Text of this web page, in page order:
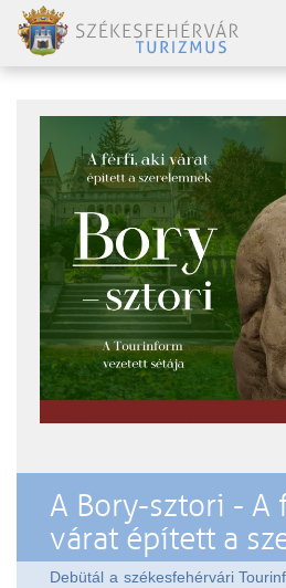
A Bory-sztori - A
várat épített a
Debütál a székesfehérvári